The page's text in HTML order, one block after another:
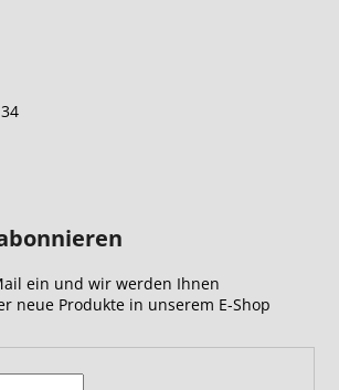
ein und wir werden Ihnen
neue Produkte in unserem E-Shop